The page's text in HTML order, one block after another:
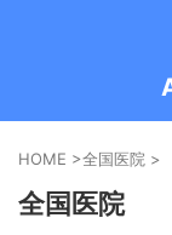
HOME >全国医院 >
全国医院